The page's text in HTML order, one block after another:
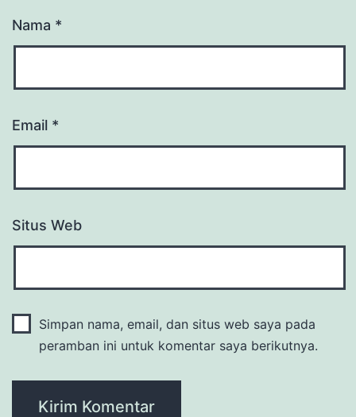
Nama *
Email *
Situs Web
Simpan nama, email, dan situs web saya pada
peramban ini untuk komentar saya berikutnya.